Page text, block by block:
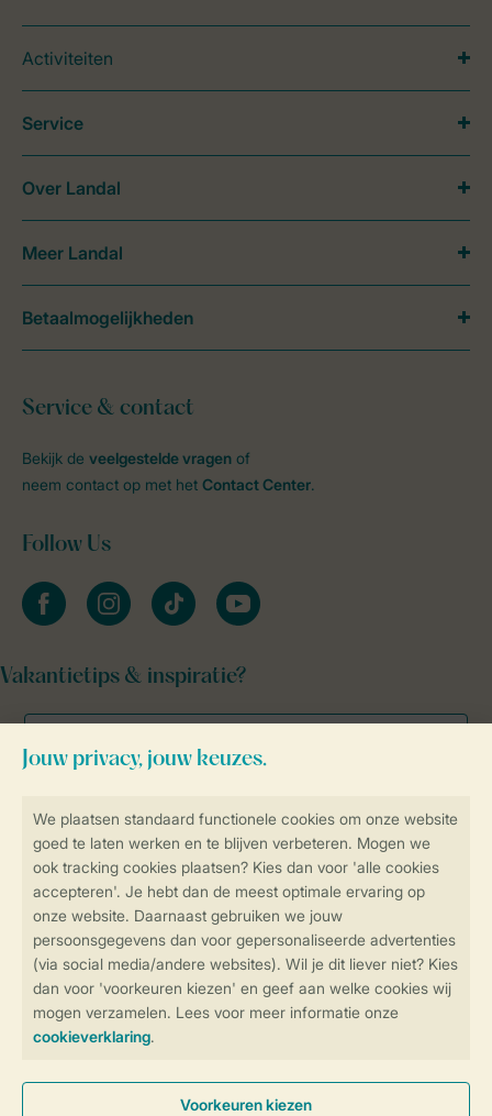
Controle over jouw gegevens &
Instellingen wijzigen
Veilig en snel online boeken
Veilige gegevensoverdracht
Veilige betaling
Activiteiten
Service & contact
Bekijk de veelgestelde vragen of
neem contact op met het Contact Center.
Follow Us
facebookinstagramtiktok youtube
Vakantietips & inspiratie?
Service
Over Landal
Meer Landal
Betaalmogelijkheden